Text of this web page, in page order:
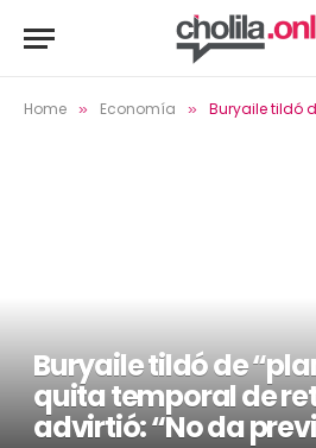
Home » Economía » Buryaile tildó de “plan platita” la
Buryaile tildó de
quita temporal de
advirtió: “No da